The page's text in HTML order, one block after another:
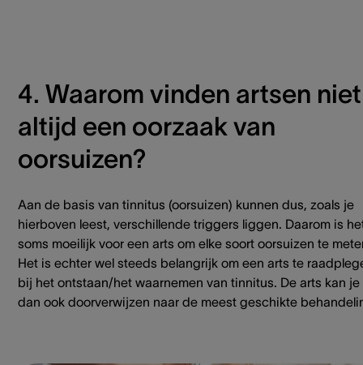
4. Waarom vinden artsen niet
altijd een oorzaak van
oorsuizen?
Aan de basis van tinnitus (oorsuizen) kunnen dus, zoals je
hierboven leest, verschillende triggers liggen. Daarom is
soms moeilijk voor een arts om elke soort oorsuizen te
Het is echter wel steeds belangrijk om een arts te
bij het ontstaan/het waarnemen van tinnitus. De arts kan je
dan ook doorverwijzen naar de meest geschikte